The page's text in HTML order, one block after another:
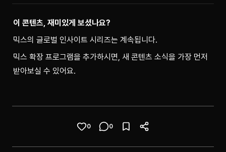
이 콘텐츠, 재미있게 보셨나요?
믹스의 글로벌 인사이트 시리즈는 계속됩니다.
믹스 확장 프로그램을 추가하시면, 새 콘텐츠 소식을 가장 먼저
받아보실 수 있어요.
0 0